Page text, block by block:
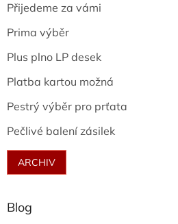
Přijedeme za vámi
Prima výběr
Plus plno LP desek
Platba kartou možná
Pestrý výběr pro prťata
Pečlivé balení zásilek
ARCHIV
Blog